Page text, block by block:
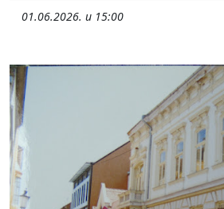
01.06.2026. u 15:00